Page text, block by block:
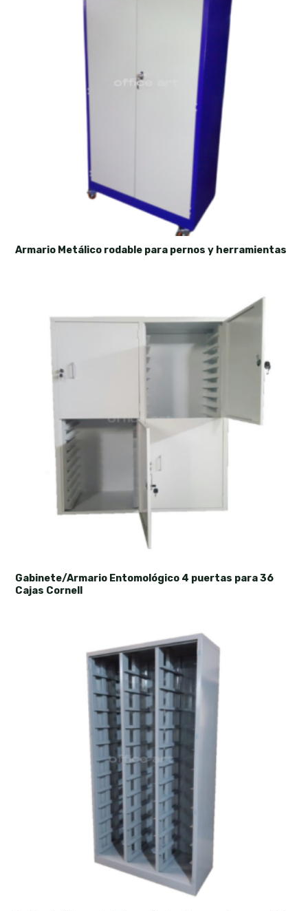
Armario Metálico rodable para pernos y herramientas
Gabinete/Armario Entomológico 4 puertas para 36
Cajas Cornell